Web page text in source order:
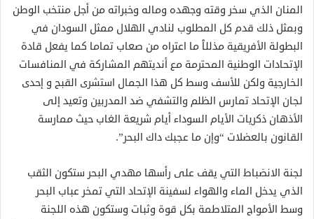
المنان الذي سخر وقته وجهده وماله وخبراته من أجل منتخب الوطن
وبمثل ذلك قدم كل المطلوب لنادي الهلال ممثل السودان في
البطولة الأفريقية مذللٱ ما اعتراه من صعاب تماما كما يفعل قادة
الإتحادات الوطنية المحترمة مع أنديتهم المشاركة في المنافسات
الخارجية ولكن للأسف وسط كل هذا الجمال استشرى القبح و إحدى
لجان الإتحاد تمارس الظلم والتشفي ضد المدربين وتعيد إلى
الأذهان ذكريات الأيام السوداء أيام شريعة الغاب حيث ممارسة
القانون بالعضلات “وإن ما عجبك داك البحر”.
لجنة الانضباط التي يقف على رأسها مهدي البحر ستكون الثقب
الذي يدخل الماء والهواء لسفينة الإتحاد التي تمخر عباب البحر
وسط الأمواج المتلاطمة بكل قوة وثبات وستكون هذه اللجنة